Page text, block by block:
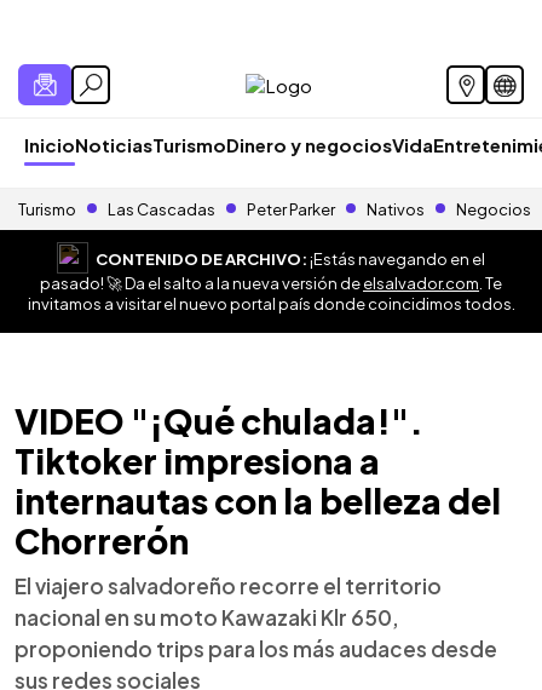
InicioNoticiasTurismoDinero y negociosVida
Turismo Las Cascadas Peter Parker Nativos Negocios
CONTENIDO DE ARCHIVO:¡Estás navegando en el
pasado! 🚀 Da el salto a la nueva versión deelsalvador.com . Te
invitamos a visitar el nuevo portal país donde coincidimos todos.
VIDEO "¡Qué chulada!".
Tiktoker impresiona a
internautas con la belleza del
Chorrerón
El viajero salvadoreño recorre el territorio
nacional en su moto Kawazaki Klr 650,
proponiendo trips para los más audaces desde
sus redes sociales